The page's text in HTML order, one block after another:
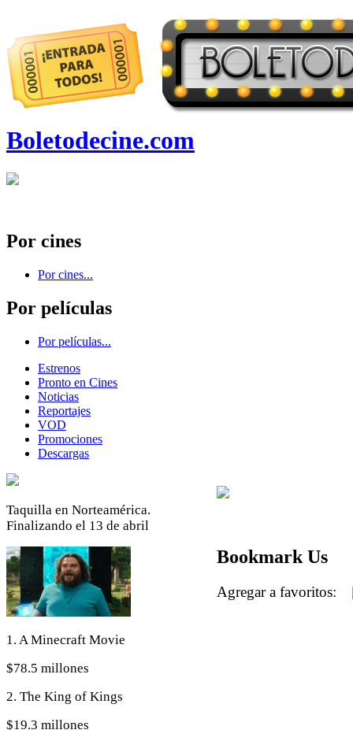
Boletodecine.com
Por cines
Por cines...
Por películas
Por películas...
Estrenos
Pronto en Cines
Noticias
Reportajes
VOD
Promociones
Descargas
Taquilla en Norteamérica.
Finalizando el 13 de abril
1. A Minecraft Movie
$78.5 millones
2. The King of Kings
$19.3 millones
Bookmark Us
Agregar a favoritos: